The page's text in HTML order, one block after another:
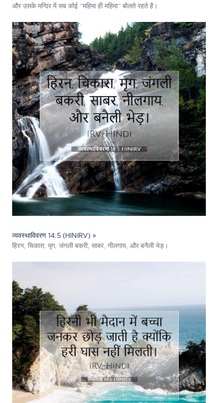
और उसके मन्दिर में सब कोई “महिमा ही महिमा” बोलते रहते है।
व्यवस्थाविवरण 14:5 (HINIRV) »
हिरन, चिकारा, मृग, जंगली बकरी, साबर, नीलगाय, और बनैली भेड़।